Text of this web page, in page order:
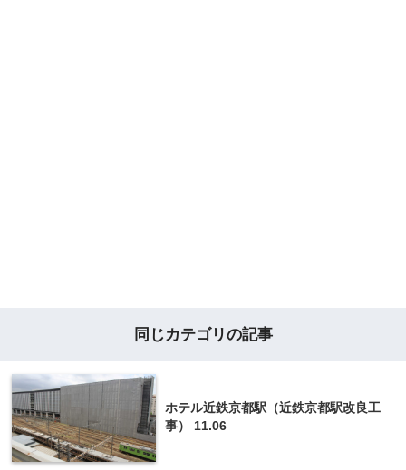
同じカテゴリの記事
ホテル近鉄京都駅（近鉄京都駅改良工
事） 11.06